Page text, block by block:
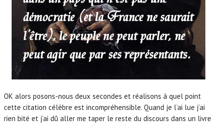
OK alors posons-nous deux secondes et réalisons à quel point
cette citation célèbre est incompréhensible. Quand je l’ai lue j’ai
rien bité et j’ai dû aller me taper le reste du discours dans un livre